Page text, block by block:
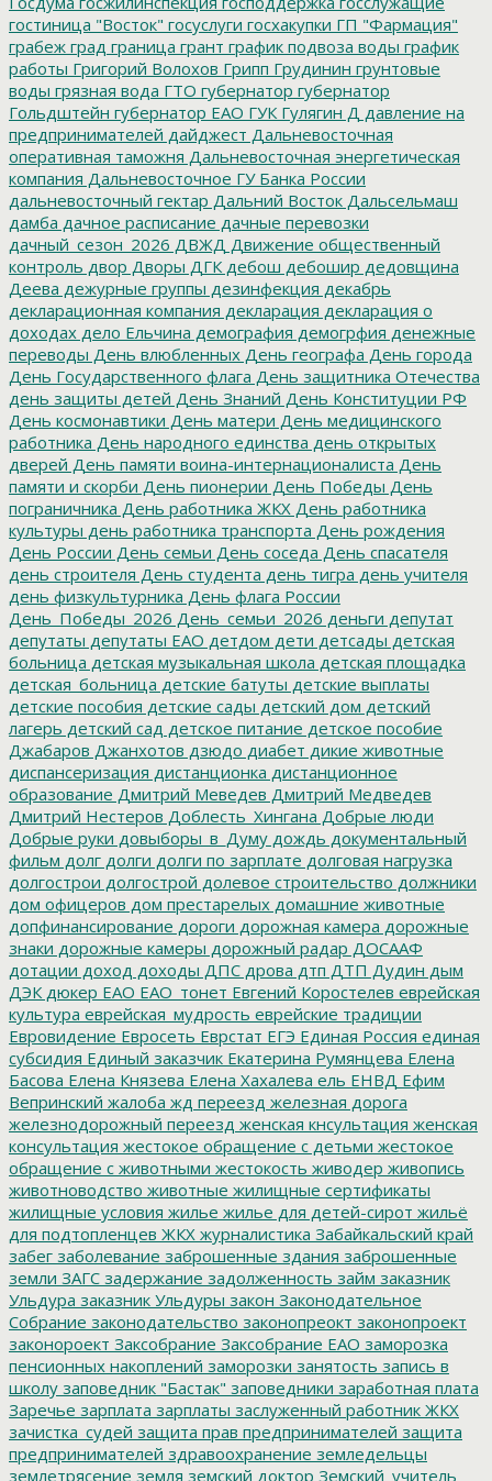
гостиница "Восток" госуслуги госхакупки ГП "Фармация"
грабеж град граница грант график подвоза воды график
работы Григорий Волохов Грипп Грудинин грунтовые
воды грязная вода ГТО губернатор губернатор
Гольдштейн губернатор ЕАО ГУК Гулягин Д давление на
предпринимателей дайджест Дальневосточная
оперативная таможня Дальневосточная энергетическая
компания Дальневосточное ГУ Банка России
дальневосточный гектар Дальний Восток Дальсельмаш
дамба дачное расписание дачные перевозки
дачный_сезон_2026 ДВЖД Движение общественный
контроль двор Дворы ДГК дебош дебошир дедовщина
Деева дежурные группы дезинфекция декабрь
декларационная компания декларация декларация о
доходах дело Ельчина демография демогрфия денежные
переводы День влюбленных День географа День города
День Государственного флага День защитника Отечества
день защиты детей День Знаний День Конституции РФ
День космонавтики День матери День медицинского
работника День народного единства день открытых
дверей День памяти воина-интернационалиста День
памяти и скорби День пионерии День Победы День
пограничника День работника ЖКХ День работника
культуры день работника транспорта День рождения
День России День семьи День соседа День спасателя
день строителя День студента день тигра день учителя
день физкультурника День флага России
День_Победы_2026 День_семьи_2026 деньги депутат
депутаты депутаты ЕАО детдом дети детсады детская
больница детская музыкальная школа детская площадка
детская_больница детские батуты детские выплаты
детские пособия детские сады детский дом детский
лагерь детский сад детское питание детское пособие
Джабаров Джанхотов дзюдо диабет дикие животные
диспансеризация дистанционка дистанционное
образование Дмитрий Меведев Дмитрий Медведев
Дмитрий Нестеров Доблесть_Хингана Добрые люди
Добрые руки довыборы_в_Думу дождь документальный
фильм долг долги долги по зарплате долговая нагрузка
долгострои долгострой долевое строительство должники
дом офицеров дом престарелых домашние животные
допфинансирование дороги дорожная камера дорожные
знаки дорожные камеры дорожный радар ДОСААФ
дотации доход доходы ДПС дрова дтп ДТП Дудин дым
ДЭК дюкер ЕАО ЕАО_тонет Евгений Коростелев еврейская
культура еврейская_мудрость еврейские традиции
Евровидение Евросеть Еврстат ЕГЭ Единая Россия единая
субсидия Единый заказчик Екатерина Румянцева Елена
Басова Елена Князева Елена Хахалева ель ЕНВД Ефим
Вепринский жалоба жд переезд железная дорога
железнодорожный переезд женская кнсультация женская
консультация жестокое обращение с детьми жестокое
обращение с животными жестокость живодер живопись
животноводство животные жилищные сертификаты
жилищные условия жилье жилье для детей-сирот жильё
для подтопленцев ЖКХ журналистика Забайкальский край
забег заболевание заброшенные здания заброшенные
земли ЗАГС задержание задолженность займ заказник
Ульдура заказник Ульдуры закон Законодательное
Собрание законодательство законопреокт законопроект
законороект Заксобрание Заксобрание ЕАО заморозка
пенсионных накоплений заморозки занятость запись в
школу заповедник "Бастак" заповедники заработная плата
Заречье зарплата зарплаты заслуженный работник ЖКХ
зачистка_судей защита прав предпринимателей защита
предпринимателей здравоохранение земледельцы
землетрясение земля земский доктор Земский_учитель